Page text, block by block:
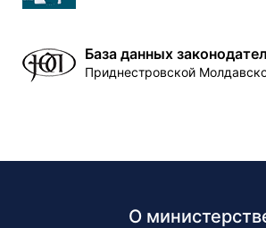
База данных
Приднестровской
О